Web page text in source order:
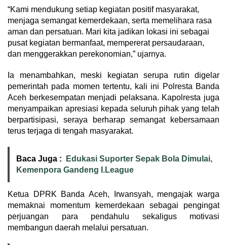
“Kami mendukung setiap kegiatan positif masyarakat,
menjaga semangat kemerdekaan, serta memelihara rasa
aman dan persatuan. Mari kita jadikan lokasi ini sebagai
pusat kegiatan bermanfaat, mempererat persaudaraan,
dan menggerakkan perekonomian,” ujarnya.
Ia menambahkan, meski kegiatan serupa rutin digelar
pemerintah pada momen tertentu, kali ini Polresta Banda
Aceh berkesempatan menjadi pelaksana. Kapolresta juga
menyampaikan apresiasi kepada seluruh pihak yang telah
berpartisipasi, seraya berharap semangat kebersamaan
terus terjaga di tengah masyarakat.
Baca Juga :
Edukasi Suporter Sepak Bola Dimulai,
Kemenpora Gandeng I.League
Ketua DPRK Banda Aceh, Irwansyah, mengajak warga
memaknai momentum kemerdekaan sebagai pengingat
perjuangan para pendahulu sekaligus motivasi
membangun daerah melalui persatuan.